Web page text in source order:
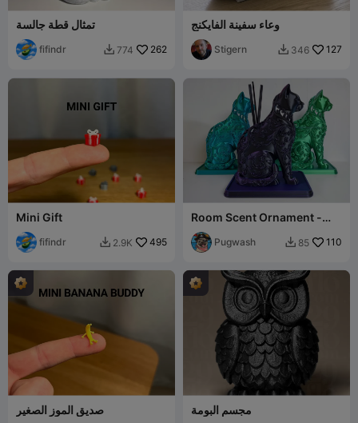
تمثال قطة جالسة
fifindr  774 262
وعاء سفينة الفايكنج
Stigern  346 127
Mini Gift
fifindr  2.9K 495
Room Scent Ornament -
Cat
Pugwash  85 110
صديق الموز الصغير مجسم البومة